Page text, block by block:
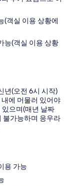
(객실 이용 상황에
능(객실 이용 상황
년(오전 6시 시작)
에 머물러 있어야
으며(매년 날짜
불가능하며 응우라
용 가능